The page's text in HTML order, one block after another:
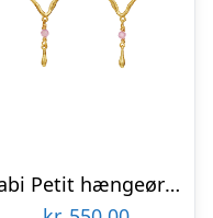
Sabi Petit hængeøreringe – forgyldt